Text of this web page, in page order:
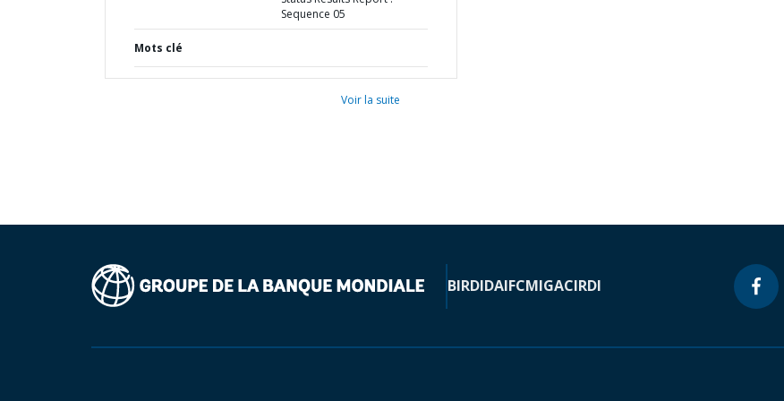
Sequence 05
Mots clé
Voir la suite
BIRDIDAIFCMIGACIRDI